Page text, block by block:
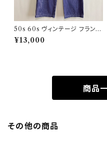
50s 60s ヴィンテージ フランス
軍 ワークパンツ ペンキ パッチワ
ーク
¥13,000
商品
その他の商品